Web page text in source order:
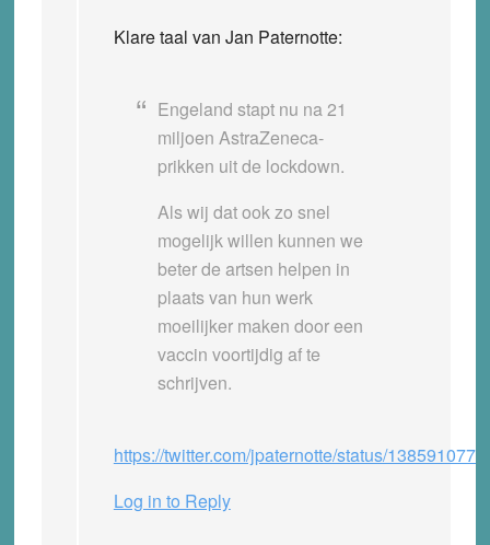
Klare taal van Jan Paternotte:
Engeland stapt nu na 21
miljoen AstraZeneca-
prikken uit de lockdown.
Als wij dat ook zo snel
mogelijk willen kunnen we
beter de artsen helpen in
plaats van hun werk
moeilijker maken door een
vaccin voortijdig af te
schrijven.
https://twitter.com/jpaternotte/status/
Log in to Reply